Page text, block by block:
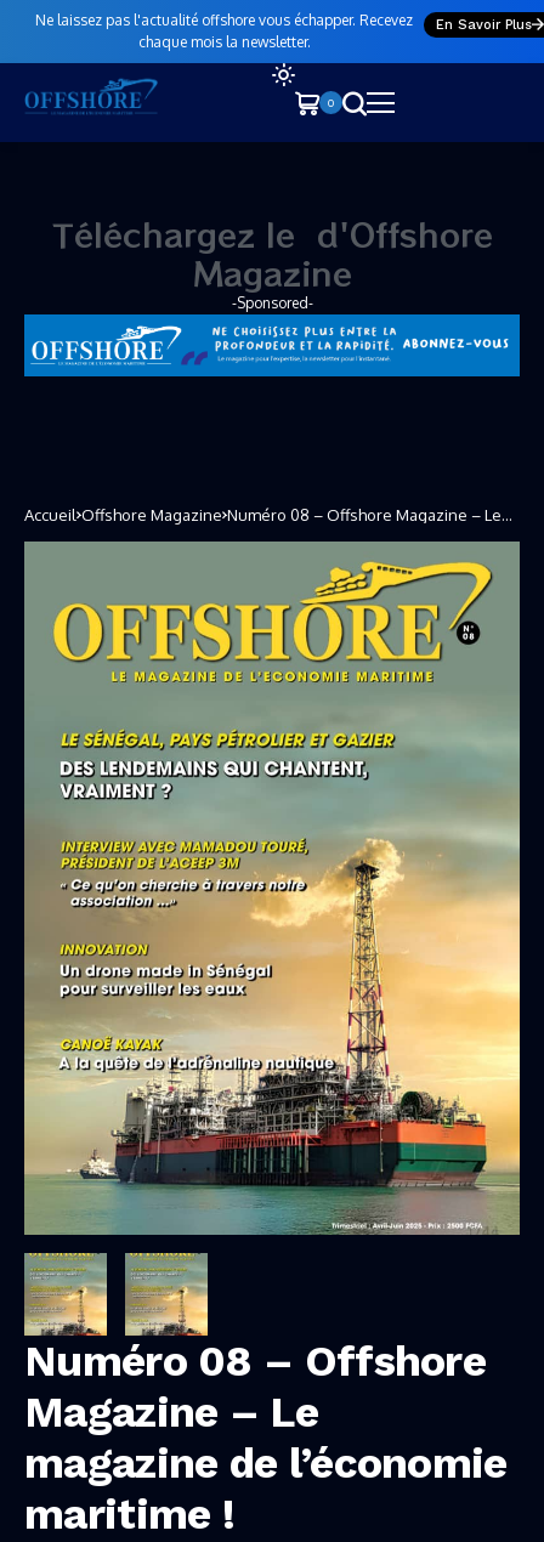
Ne laissez pas l'actualité offshore vous échapper. Recevez
chaque mois la newsletter.
En Savoir Plus
0
Téléchargez le nouv
d'Offshore Magazine
-Sponsored-
Accueil Offshore Magazine Numéro 08 – Offshore Magazine – Le
Numéro 08 – Offshore
Magazine – Le
magazine de l’économie
maritime !